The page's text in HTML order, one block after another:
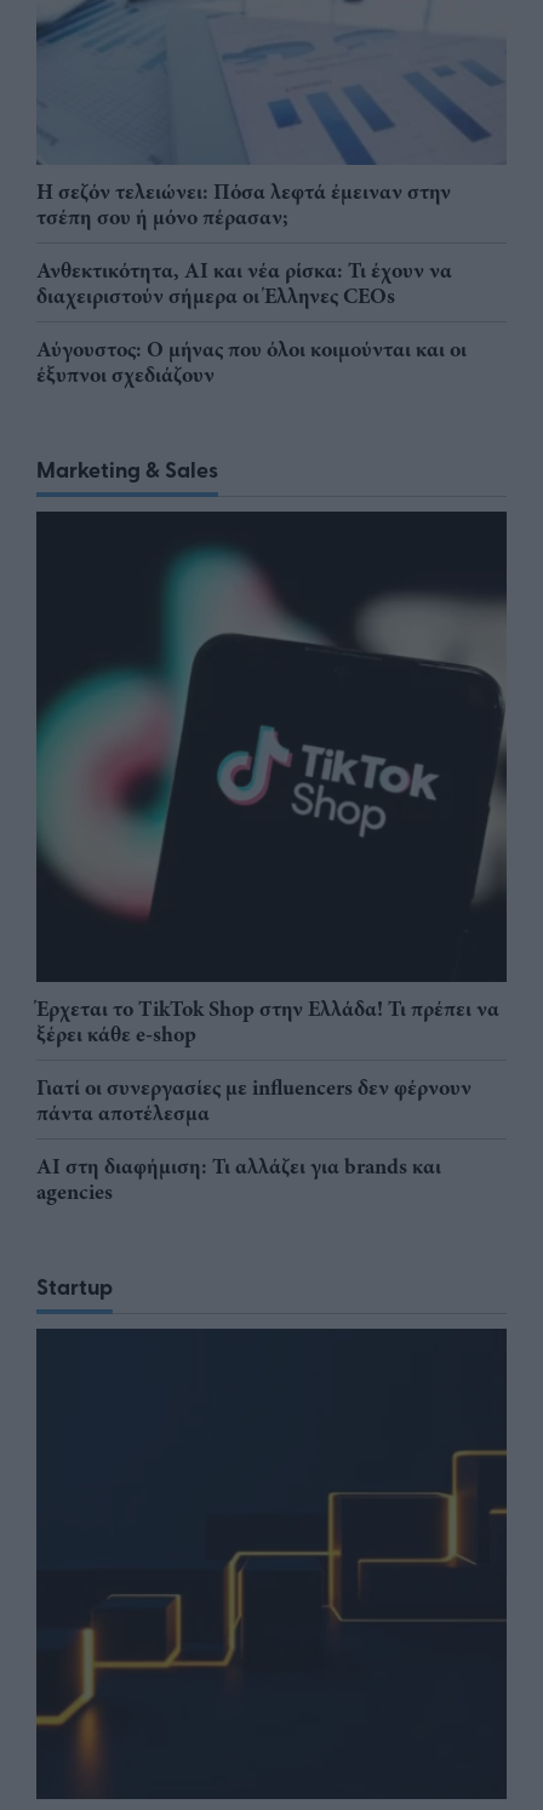
Η σεζόν τελειώνει: Πόσα λεφτά έμειναν στην
τσέπη σου ή μόνο πέρασαν;
Ανθεκτικότητα, AI και νέα ρίσκα: Τι έχουν να
διαχειριστούν σήμερα οι Έλληνες CEOs
Αύγουστος: Ο μήνας που όλοι κοιμούνται και οι
έξυπνοι σχεδιάζουν
Marketing & Sales
Έρχεται το TikTok Shop στην Ελλάδα! Τι πρέπει να
ξέρει κάθε e-shop
Γιατί οι συνεργασίες με influencers δεν φέρνουν
πάντα αποτέλεσμα
AI στη διαφήμιση: Τι αλλάζει για brands και
agencies
Startup